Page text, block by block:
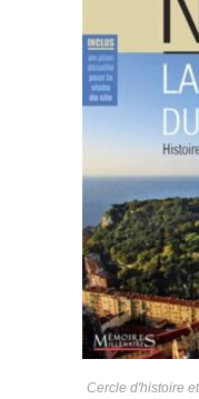
Cercle d'histoire